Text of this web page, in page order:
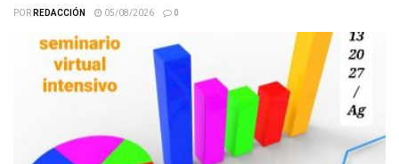
PORREDACCIÓN 05/08/2026 0